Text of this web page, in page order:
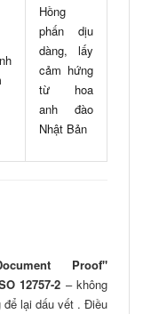
Hồng
phấn dịu
dàng, lấy
cảm hứng
từ hoa
anh đào
Nhật Bản
Proof"
12757-2 – không
để lại dấu vết . Điều